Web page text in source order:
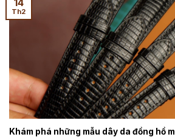
Khám phá những mẫu dây da đồng hồ
Th2